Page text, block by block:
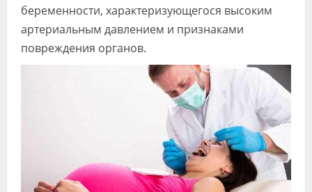
Клиники
Специалисты
беременности, характеризующегося высоким
артериальным давлением и признаками
повреждения органов.